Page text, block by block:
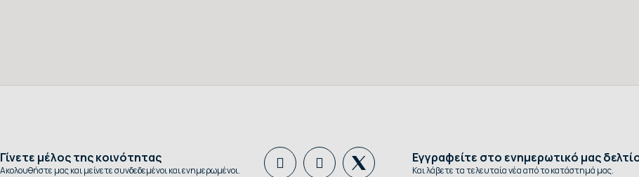
Γίνετε μέλος της κοινότητας
Ακολουθήστε μας και μείνετε συνδεδεμένοι και ενημερωμένοι.
Εγγραφείτε στο ενημερωτικό μας
Και λάβετε τα τελευταία νέα από το κατάστημά μας.